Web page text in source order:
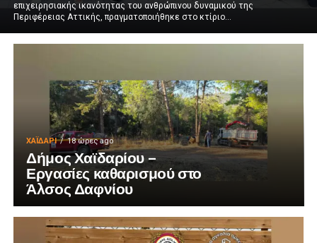
επιχειρησιακής ικανότητας του ανθρώπινου δυναμικού της
Περιφέρειας Αττικής, πραγματοποιήθηκε στο κτίριο...
ΧΑΪΔΑΡΙ 18 ώρες ago
Δήμος Χαϊδαρίου –
Εργασίες καθαρισμού στο
Άλσος Δαφνίου